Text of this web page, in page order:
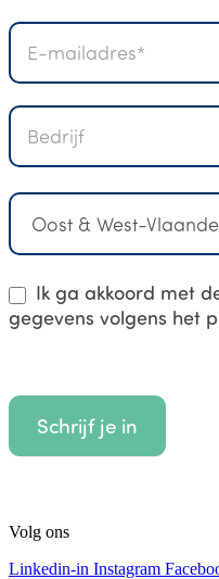
Ik ga akkoord met
gegevens volgens het
Schrijf je in
Volg ons
Linkedin-in Instagram